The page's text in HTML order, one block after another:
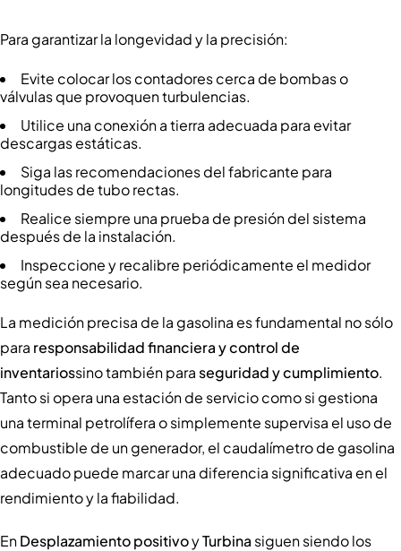
Para garantizar la longevidad y la precisión:
Evite colocar los contadores cerca de bombas o
válvulas que provoquen turbulencias.
Utilice una conexión a tierra adecuada para evitar
descargas estáticas.
Siga las recomendaciones del fabricante para
longitudes de tubo rectas.
Realice siempre una prueba de presión del sistema
después de la instalación.
Inspeccione y recalibre periódicamente el medidor
según sea necesario.
La medición precisa de la gasolina es fundamental no sólo
para responsabilidad financiera y control de
inventariossino también para seguridad y cumplimiento.
Tanto si opera una estación de servicio como si gestiona
una terminal petrolífera o simplemente supervisa el uso de
combustible de un generador, el caudalímetro de gasolina
adecuado puede marcar una diferencia significativa en el
rendimiento y la fiabilidad.
EnDesplazamiento positivoyTurbina siguen siendo los